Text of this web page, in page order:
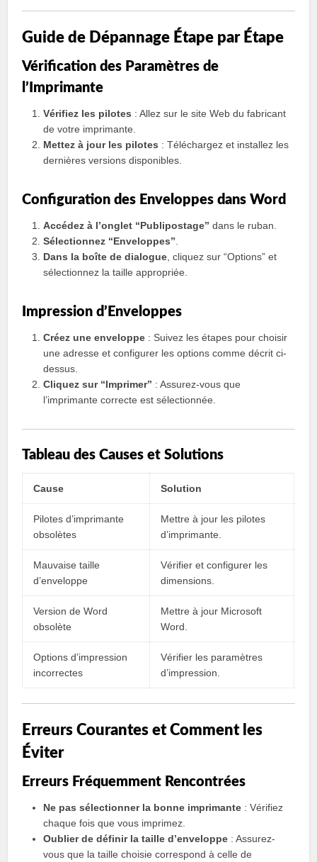
Guide de Dépannage Étape par Étape
Vérification des Paramètres de
l’Imprimante
Vérifiez les pilotes : Allez sur le site Web du fabricant
de votre imprimante.
Mettez à jour les pilotes : Téléchargez et installez les
dernières versions disponibles.
Configuration des Enveloppes dans Word
Accédez à l’onglet “Publipostage” dans le ruban.
Sélectionnez “Enveloppes”
Dans la boîte de dialogue , cliquez sur “Options” et
sélectionnez la taille appropriée.
Impression d’Enveloppes
Créez une enveloppe : Suivez les étapes pour choisir
une adresse et configurer les options comme décrit ci-
dessus.
Cliquez sur “Imprimer” : Assurez-vous que
l’imprimante correcte est sélectionnée.
Tableau des Causes et Solutions
Cause Solution
Pilotes d’imprimante
obsolètes
Mettre à jour les pilotes
d’imprimante.
Mauvaise taille
d’enveloppe
Vérifier et configurer les
dimensions.
Version de Word
obsolète
Mettre à jour Microsoft
Word.
Options d’impression
incorrectes
Vérifier les paramètres
d’impression.
Erreurs Courantes et Comment les
Éviter
Erreurs Fréquemment Rencontrées
Ne pas sélectionner la bonne imprimante : Vérifiez
chaque fois que vous imprimez.
Oublier de définir la taille d’enveloppe : Assurez-
vous que la taille choisie correspond à celle de